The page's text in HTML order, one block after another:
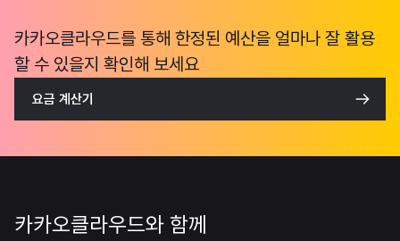
카카오클라우드를 통해 한정된 예산을 얼마나 잘 활용
할 수 있을지 확인해 보세요
요금 계산기
카카오클라우드와 함께